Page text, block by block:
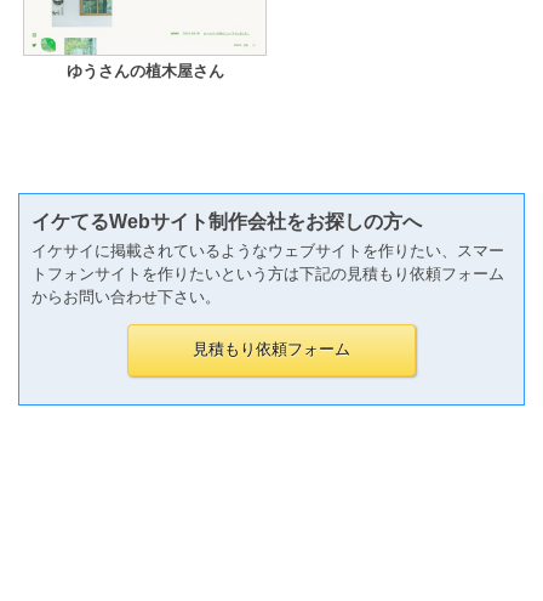
ゆうさんの植木屋さん
イケてるWebサイト制作会社をお探しの方へ
イケサイに掲載されているようなウェブサイトを作りたい、スマー
トフォンサイトを作りたいという方は下記の見積もり依頼フォーム
からお問い合わせ下さい。